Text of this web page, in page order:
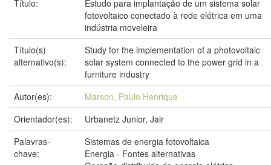
Título:
Estudo para implantação de um sistema solar
fotovoltaico conectado à rede elétrica em uma
indústria moveleira
Título(s)
alternativo(s):
Study for the implementation of a photovoltaic
solar system connected to the power grid in a
furniture industry
Autor(es):
Marson, Paulo Henrique
Orientador(es):
Urbanetz Junior, Jair
Palavras-
chave:
Sistemas de energia fotovoltaica
Energia - Fontes alternativas